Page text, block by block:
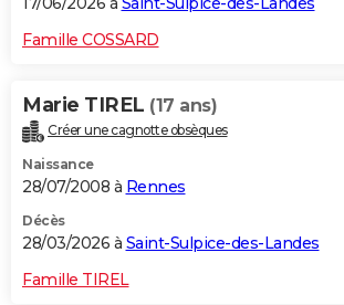
CARTE DE VOEUX
Dictionnaire
Biographies
Citations
Expressions
Proverbes
PROGRAMME TV
COPAINS D'AVANT
S'inscrire
Se connecter
Lycées
Collèges
Primaires
Universités
Entreprises
Service militaire
Avis de recherche
AVIS DE DÉCÈS
Famille COSSARD
Marie TIREL (17 ans)
Créer une cagnotte obsèques
Naissance
28/07/2008 à Rennes
Décès
28/03/2026 à Saint-Sulpice-des-Landes
Famille TIREL